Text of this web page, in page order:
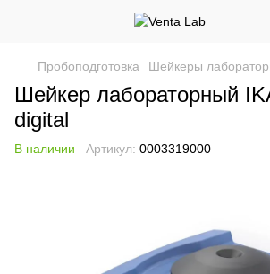
Пробоподготовка Шейкеры
Шейкер лабораторный
digital
В наличии Артикул: 0003319000